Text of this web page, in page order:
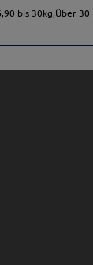
bis 30kg,Über